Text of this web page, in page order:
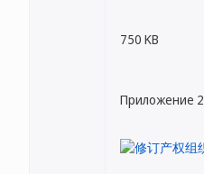
750 KB
Приложение 2